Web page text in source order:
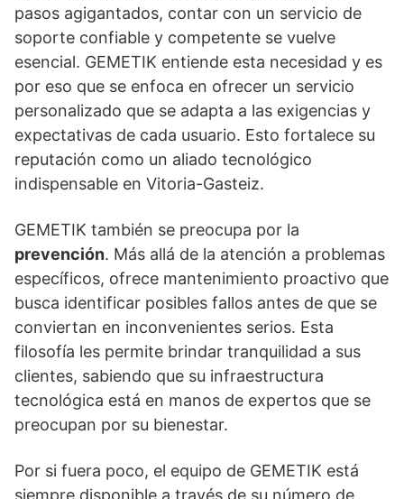
pasos agigantados, contar con un servicio de
soporte confiable y competente se vuelve
esencial. GEMETIK entiende esta necesidad y es
por eso que se enfoca en ofrecer un servicio
personalizado que se adapta a las exigencias y
expectativas de cada usuario. Esto fortalece su
reputación como un aliado tecnológico
indispensable en Vitoria-Gasteiz.
GEMETIK también se preocupa por la
prevención. Más allá de la atención a problemas
específicos, ofrece mantenimiento proactivo que
busca identificar posibles fallos antes de que se
conviertan en inconvenientes serios. Esta
filosofía les permite brindar tranquilidad a sus
clientes, sabiendo que su infraestructura
tecnológica está en manos de expertos que se
preocupan por su bienestar.
Por si fuera poco, el equipo de GEMETIK está